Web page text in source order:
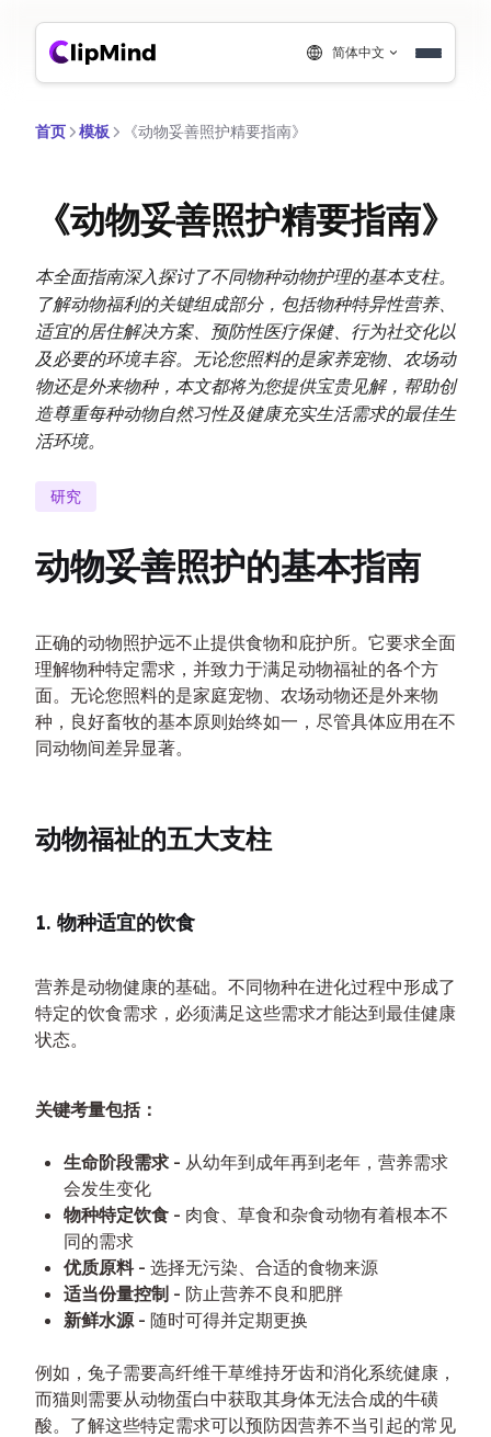
简体中文
首页 模板 《动物妥善照护精要指南》
《动物妥善照护精要指南》
本全面指南深入探讨了不同物种动物护理的基本支柱。
了解动物福利的关键组成部分，包括物种特异性营养、
适宜的居住解决方案、预防性医疗保健、行为社交化以
及必要的环境丰容。无论您照料的是家养宠物、农场动
物还是外来物种，本文都将为您提供宝贵见解，帮助创
造尊重每种动物自然习性及健康充实生活需求的最佳生
活环境。
研究
动物妥善照护的基本指南
正确的动物照护远不止提供食物和庇护所。它要求全面
理解物种特定需求，并致力于满足动物福祉的各个方
面。无论您照料的是家庭宠物、农场动物还是外来物
种，良好畜牧的基本原则始终如一，尽管具体应用在不
同动物间差异显著。
动物福祉的五大支柱
1. 物种适宜的饮食
营养是动物健康的基础。不同物种在进化过程中形成了
特定的饮食需求，必须满足这些需求才能达到最佳健康
状态。
关键考量包括：
生命阶段需求 - 从幼年到成年再到老年，营养需求
会发生变化
物种特定饮食 - 肉食、草食和杂食动物有着根本不
同的需求
优质原料- 选择无污染、合适的食物来源
适当份量控制 - 防止营养不良和肥胖
新鲜水源- 随时可得并定期更换
例如，兔子需要高纤维干草维持牙齿和消化系统健康，
而猫则需要从动物蛋白中获取其身体无法合成的牛磺
酸。了解这些特定需求可以预防因营养不当引起的常见